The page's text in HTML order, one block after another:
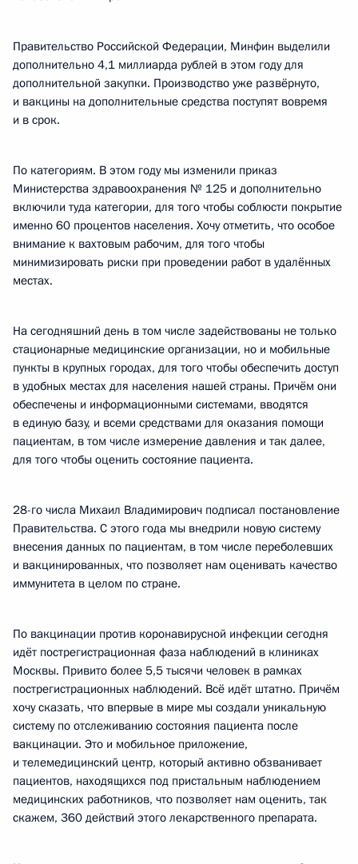
Правительство Российской Федерации, Минфин выделили
дополнительно 4,1 миллиарда рублей в этом году для
дополнительной закупки. Производство уже развёрнуто,
и вакцины на дополнительные средства поступят вовремя
и в срок.
По категориям. В этом году мы изменили приказ
Министерства здравоохранения № 125 и дополнительно
включили туда категории, для того чтобы соблюсти покрытие
именно 60 процентов населения. Хочу отметить, что особое
внимание к вахтовым рабочим, для того чтобы
минимизировать риски при проведении работ в удалённых
местах.
На сегодняшний день в том числе задействованы не только
стационарные медицинские организации, но и мобильные
пункты в крупных городах, для того чтобы обеспечить доступ
в удобных местах для населения нашей страны. Причём они
обеспечены и информационными системами, вводятся
в единую базу, и всеми средствами для оказания помощи
пациентам, в том числе измерение давления и так далее,
для того чтобы оценить состояние пациента.
28-го числа Михаил Владимирович подписал постановление
Правительства. С этого года мы внедрили новую систему
внесения данных по пациентам, в том числе переболевших
и вакцинированных, что позволяет нам оценивать качество
иммунитета в целом по стране.
По вакцинации против коронавирусной инфекции сегодня
идёт пострегистрационная фаза наблюдений в клиниках
Москвы. Привито более 5,5 тысячи человек в рамках
пострегистрационных наблюдений. Всё идёт штатно. Причём
хочу сказать, что впервые в мире мы создали уникальную
систему по отслеживанию состояния пациента после
вакцинации. Это и мобильное приложение,
и телемедицинский центр, который активно обзванивает
пациентов, находящихся под пристальным наблюдением
медицинских работников, что позволяет нам оценить, так
скажем, 360 действий этого лекарственного препарата.